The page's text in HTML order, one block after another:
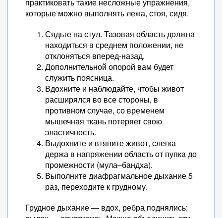
которые можно выполнять лежа, стоя, сидя.
Сядьте на стул. Тазовая область должна
находиться в среднем положении, не
отклоняться вперед-назад.
Дополнительной опорой вам будет
служить поясница.
Вдохните и наблюдайте, чтобы живот
расширялся во все стороны, в
противном случае, со временем
мышечная ткань потеряет свою
эластичность.
Выдохните и втяните живот, слегка
держа в напряжении область от пупка до
промежности (мула–бандха).
Выполните диафрагмальное дыхание 5
раз, переходите к грудному.
Грудное дыхание — вдох, ребра поднялись;